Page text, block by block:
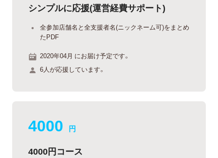
シンプルに応援(運営経費サポート)
全参加店舗名と全支援者名(ニックネーム可)をまとめ
たPDF
2020年04月 にお届け予定です。
6人が応援しています。
4000 円
4000円コース